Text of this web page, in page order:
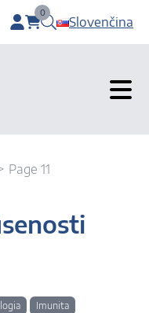
0
items in cart, view
Slovenčina
Page 11
Imunita